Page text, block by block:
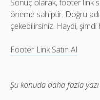
Sonuç olarak, footer link
öneme sahiptir. Doğru
çekebilirsiniz. Haydi, şimdi
Footer Link Satın Al
Şu konuda daha fazla